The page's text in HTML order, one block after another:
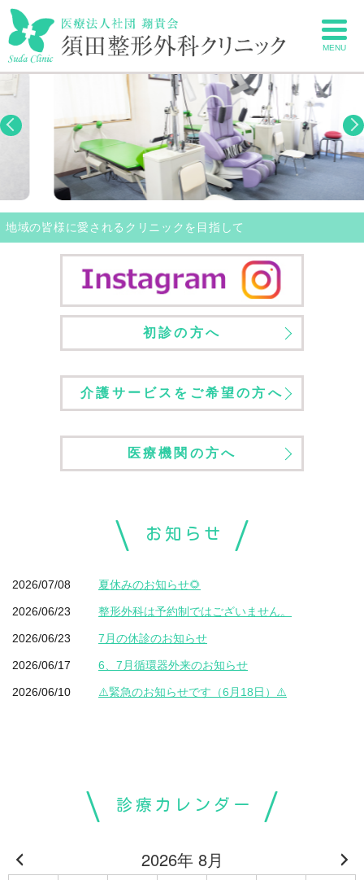
MENU
地域の皆様に愛されるクリニックを目指して
初診の方へ
介護サービスをご希望の方へ
医療機関の方へ
お知らせ
2026/07/08 夏休みのお知らせ🌻
2026/06/23 整形外科は予約制ではございません。
2026/06/23 7月の休診のお知らせ
2026/06/17 6、7月循環器外来のお知らせ
2026/06/10 ⚠️緊急のお知らせです（6月18日）⚠️
診療カレンダー
2026年 8月